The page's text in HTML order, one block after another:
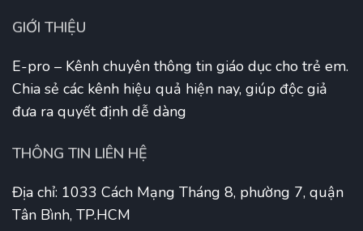
GIỚI THIỆU
E-pro – Kênh chuyên thông tin giáo dục cho trẻ em.
Chia sẻ các kênh hiệu quả hiện nay, giúp độc giả
đưa ra quyết định dễ dàng
THÔNG TIN LIÊN HỆ
Địa chỉ: 1033 Cách Mạng Tháng 8, phường 7, quận
Tân Bình, TP.HCM